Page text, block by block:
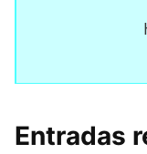
Entradas